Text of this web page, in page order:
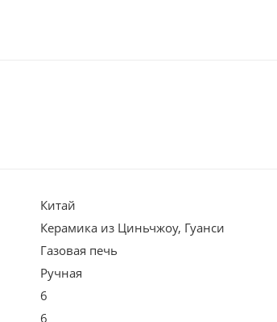
Китай
Керамика из Циньчжоу, Гуанси
Газовая печь
Ручная
6
6